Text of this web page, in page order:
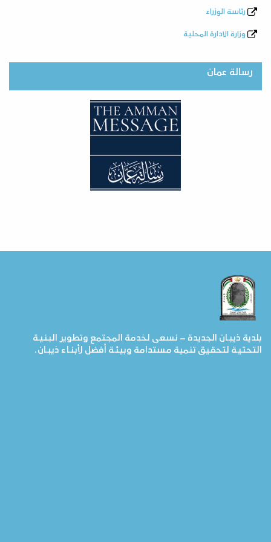
رئاسة الوزراء
وزارة الادارة المحلية
رسالة عمان
بلدية ذيبان الجديدة – نسعى لخدمة المجتمع وتطوير البنية
التحتية لتحقيق تنمية مستدامة وبيئة أفضل لأبناء ذيبان.